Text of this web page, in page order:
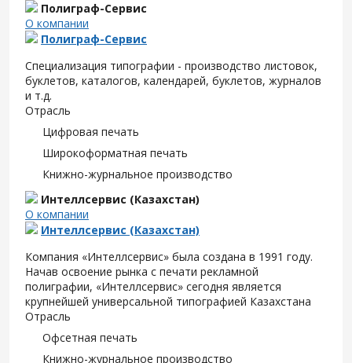
Полиграф-Сервис
О компании
Полиграф-Сервис
Специализация типографии - производство листовок,
буклетов, каталогов, календарей, буклетов, журналов
и т.д.
Отрасль
Цифровая печать
Широкоформатная печать
Книжно-журнальное производство
Интеллсервис (Казахстан)
О компании
Интеллсервис (Казахстан)
Компания «Интеллсервис» была создана в 1991 году.
Начав освоение рынка с печати рекламной
полиграфии, «Интеллсервис» сегодня является
крупнейшей универсальной типографией Казахстана
Отрасль
Офсетная печать
Книжно-журнальное производство